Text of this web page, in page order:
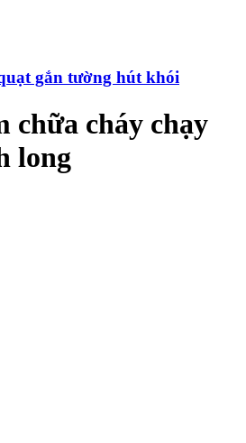
gắn tường hút khói
chữa cháy chạy
long